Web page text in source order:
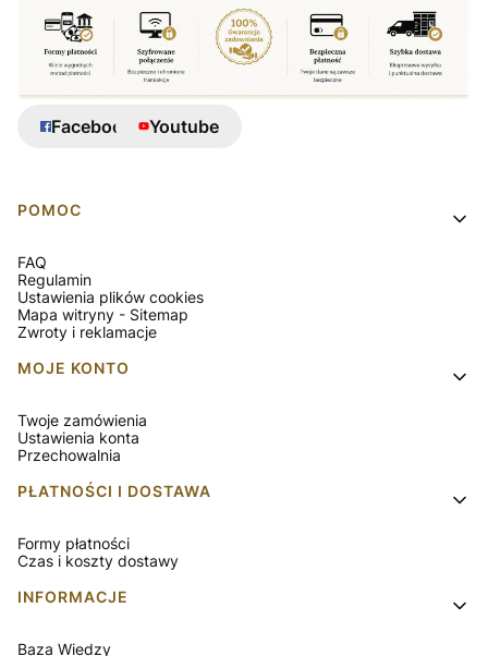
Facebook Youtube
Linki w stopce
POMOC
FAQ
Regulamin
Ustawienia plików cookies
Mapa witryny - Sitemap
Zwroty i reklamacje
MOJE KONTO
Twoje zamówienia
Ustawienia konta
Przechowalnia
PŁATNOŚCI I DOSTAWA
Formy płatności
Czas i koszty dostawy
INFORMACJE
Baza Wiedzy